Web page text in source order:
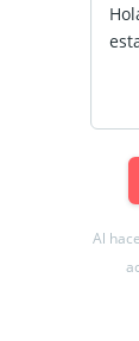
solicitan los
Al